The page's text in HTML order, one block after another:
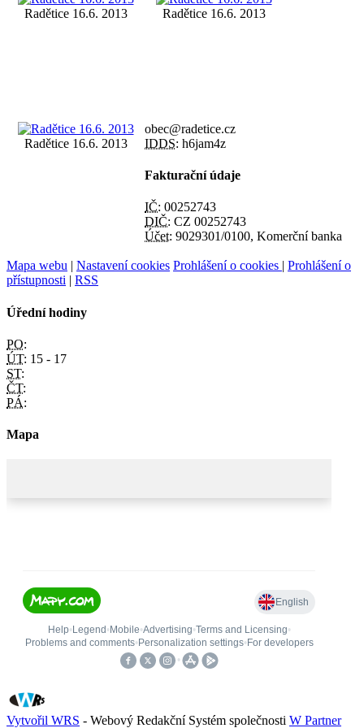
Radětice 16.6. 2013 Radětice 16.6. 2013
Radětice 16.6. 2013
obec@radetice.cz
IDDS: h6jam4z
Fakturační údaje
IČ: 00252743
DIČ: CZ 00252743
Účet: 9029301/0100, Komerční banka
Mapa webu | Nastavení cookies Prohlášení o cookies | Prohlášení o
přístupnosti | RSS
Úřední hodiny
PO:
ÚT: 15 - 17
ST:
ČT:
PÁ:
Mapa
Vytvořil WRS - Webový Redakční Systém společnosti W Partner